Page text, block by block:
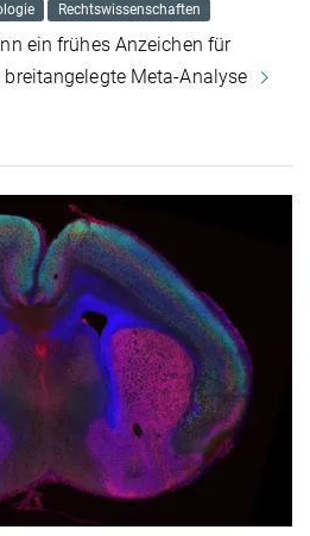
Rechtswissenschaften
ein frühes Anzeichen für
breitangelegte Meta-Analyse